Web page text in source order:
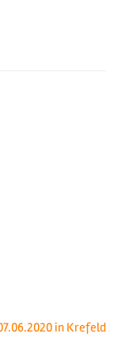
in Krefeld